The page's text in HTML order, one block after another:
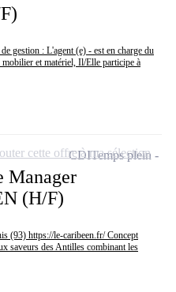
gestion : L'agent (e) - est en charge du
et matériel, Il/Elle participe à
Manager
(H/F)
(93) https://le-caribeen.fr/ Concept
saveurs des Antilles combinant les
CDITemps plein
cette offre à ma sélection